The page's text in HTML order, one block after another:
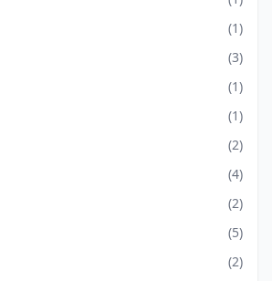
(1)
(3)
(1)
(1)
(2)
(4)
(2)
(5)
(2)